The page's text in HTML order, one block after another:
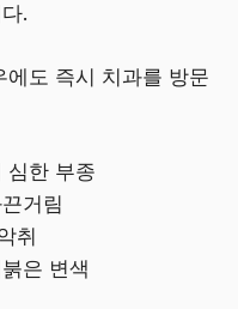
.
도 즉시 치과를 방문
심한 부종
거림
취
은 변색